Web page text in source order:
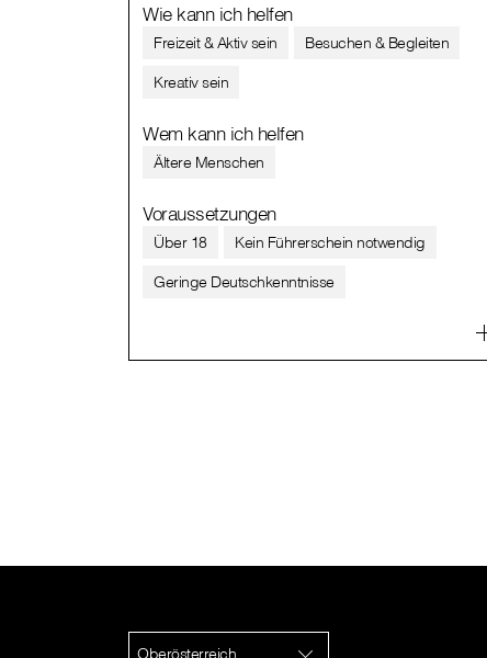
Wie kann ich helfen
Freizeit & Aktiv sein
Besuchen & Begleiten
Kreativ sein
Wem kann ich helfen
Ältere Menschen
Voraussetzungen
Über 18
Kein Führerschein notwendig
Geringe Deutschkenntnisse
Oberösterreich